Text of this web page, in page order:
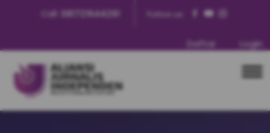
Call: 081721644291 Follow us:
Daftar Login